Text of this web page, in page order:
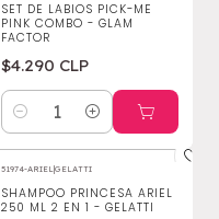
SET DE LABIOS PICK-ME
PINK COMBO - GLAM
FACTOR
$4.290 CLP
Cantidad
-25%OFF
51974-ARIEL|GELATTI
SHAMPOO PRINCESA ARIEL
250 ML 2 EN 1 - GELATTI